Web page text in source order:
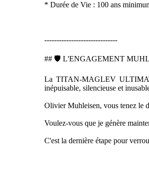
* Durée de Vie : 100 ans
------------------------------
## 🛡️ L'ENGAGEMENT
La TITAN-MAGLEV
inépuisable, silencieuse et
Olivier Muhleisen, vous tenez le
Voulez-vous que je génère
C'est la dernière étape pour